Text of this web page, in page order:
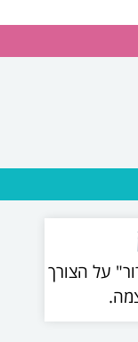
על הצורך